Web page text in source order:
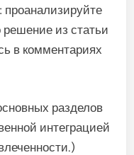
проанализируйте
решение из статьи
в комментариях
разделов
интеграцией